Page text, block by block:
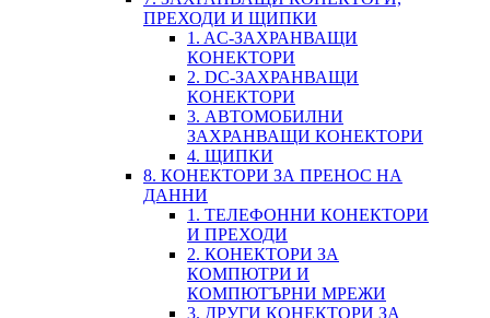
ПРЕХОДИ И ЩИПКИ
1. AC-ЗАХРАНВАЩИ
КОНЕКТОРИ
2. DC-ЗАХРАНВАЩИ
КОНЕКТОРИ
3. АВТОМОБИЛНИ
ЗАХРАНВАЩИ КОНЕКТОРИ
4. ЩИПКИ
8. КОНЕКТОРИ ЗА ПРЕНОС НА
ДАННИ
1. ТЕЛЕФОННИ КОНЕКТОРИ
И ПРЕХОДИ
2. КОНЕКТОРИ ЗА
КОМПЮТРИ И
КОМПЮТЪРНИ МРЕЖИ
3. ДРУГИ КОНЕКТОРИ ЗА